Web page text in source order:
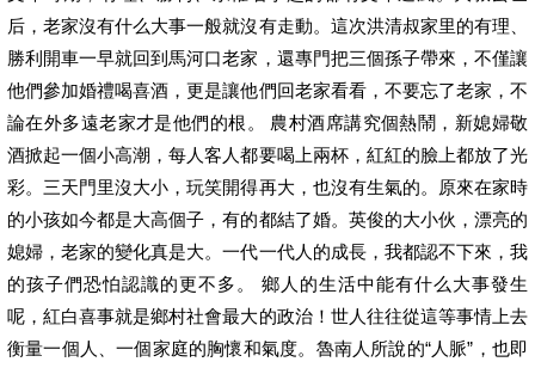
后，老家沒有什么大事一般就沒有走動。這次洪清叔家里的有理、
勝利開車一早就回到馬河口老家，還專門把三個孫子帶來，不僅讓
他們參加婚禮喝喜酒，更是讓他們回老家看看，不要忘了老家，不
論在外多遠老家才是他們的根。 農村酒席講究個熱鬧，新媳婦敬
酒掀起一個小高潮，每人客人都要喝上兩杯，紅紅的臉上都放了光
彩。三天門里沒大小，玩笑開得再大，也沒有生氣的。原來在家時
的小孩如今都是大高個子，有的都結了婚。英俊的大小伙，漂亮的
媳婦，老家的變化真是大。一代一代人的成長，我都認不下來，我
的孩子們恐怕認識的更不多。 鄉人的生活中能有什么大事發生
呢，紅白喜事就是鄉村社會最大的政治！世人往往從這等事情上去
衡量一個人、一個家庭的胸懷和氣度。魯南人所說的“人脈”，也即